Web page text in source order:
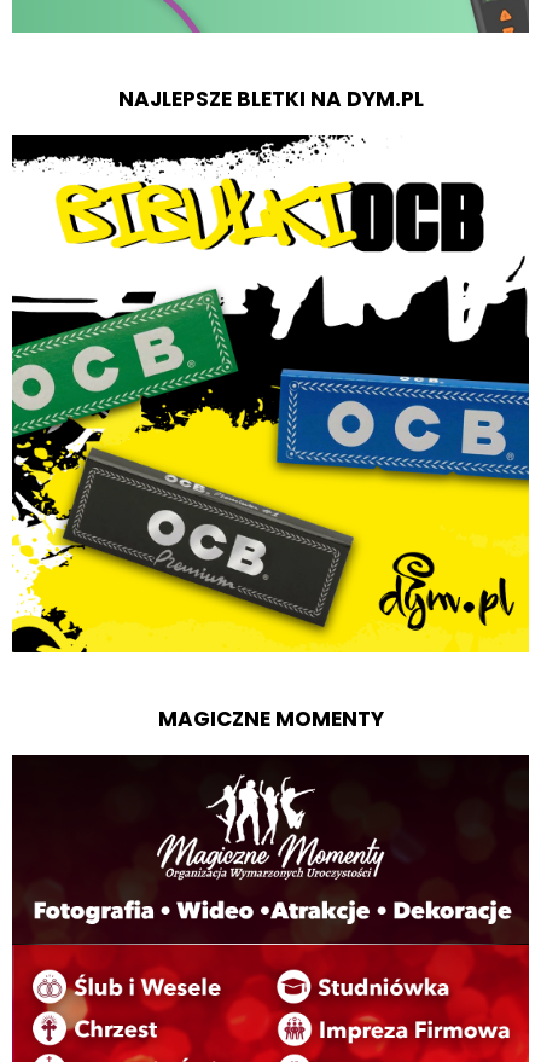
NAJLEPSZE BLETKI NA DYM.PL
MAGICZNE MOMENTY